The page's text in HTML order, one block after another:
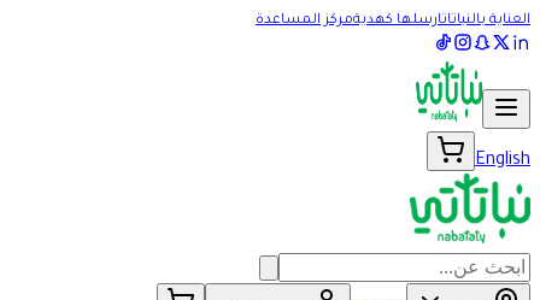
العناية بالنباتاتارسلها كهديةمركز المساعدة
English